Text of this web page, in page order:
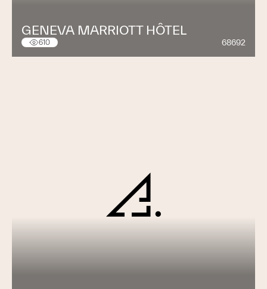
GENEVA MARRIOTT HÔTEL
610 68692